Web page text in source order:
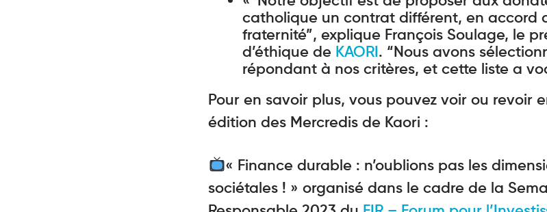
catholique un contrat différent, en accord
fraternité”, explique François Soulage, le
d’éthique de KAORI. “Nous avons
répondant à nos critères, et cette liste a
Pour en savoir plus, vous pouvez voir ou revoir
édition des Mercredis de Kaori :
« Finance durable : n’oublions pas les
sociétales ! » organisé dans le cadre de la